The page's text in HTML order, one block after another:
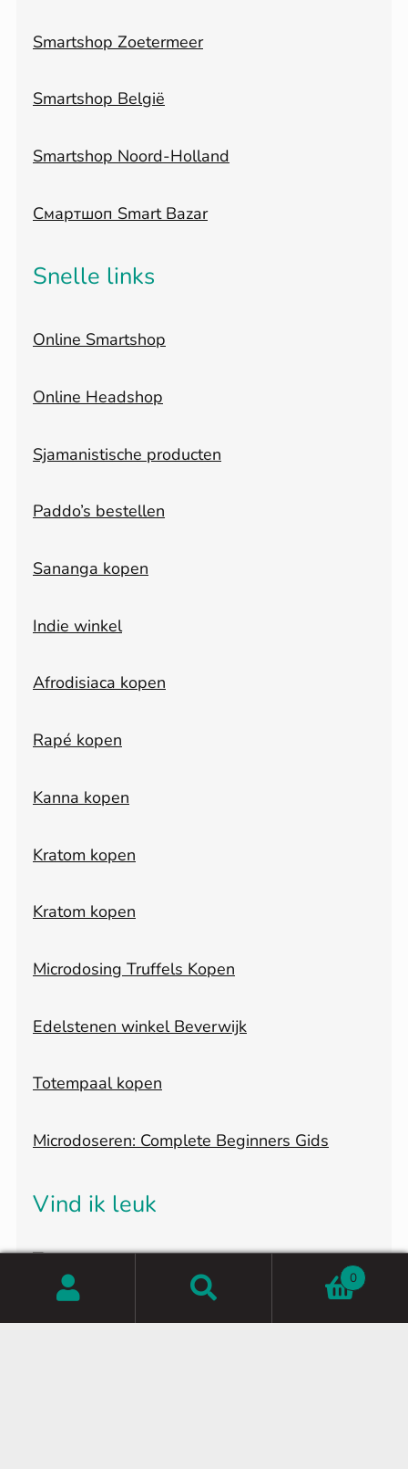
Smartshop Zoetermeer
Smartshop België
Smartshop Noord-Holland
Смартшоп Smart Bazar
Snelle links
Online Smartshop
Online Headshop
Sjamanistische producten
Paddo’s bestellen
Sananga kopen
Indie winkel
Afrodisiaca kopen
Rapé kopen
Kanna kopen
Kratom kopen
Kratom kopen
Microdosing Truffels Kopen
Edelstenen winkel Beverwijk
Totempaal kopen
Microdoseren: Complete Beginners Gids
Vind ik leuk
Zoeken
naar:
Zoeken
0